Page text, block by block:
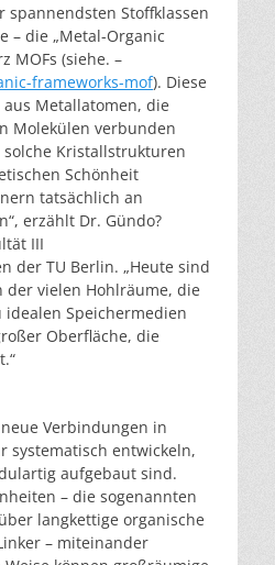
spannendsten Stoffklassen
– die „Metal-Organic
MOFs (siehe. –
frameworks-mof). Diese
Metallatomen, die
Molekülen verbunden
Kristallstrukturen
Schönheit
tatsächlich an
erzählt Dr. Gündo?
III
der TU Berlin. „Heute sind
der vielen Hohlräume, die
idealen Speichermedien
Oberfläche, die
Verbindungen in
systematisch entwickeln,
aufgebaut sind.
– die sogenannten
langkettige organische
– miteinander